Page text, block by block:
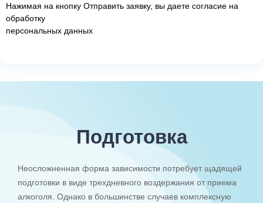
Нажимая на кнопку Отправить заявку, вы даете согласие на
обработку
персональных данных
Подготовка
Неосложненная форма зависимости потребует щадящей
подготовки в виде трехдневного воздержания от приема
алкоголя. Однако в большинстве случаев комплексную